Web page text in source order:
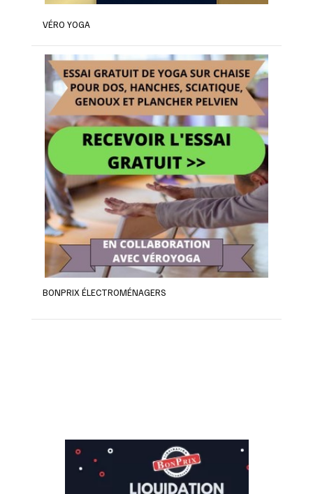
VÉRO YOGA
BONPRIX ÉLECTROMÉNAGERS